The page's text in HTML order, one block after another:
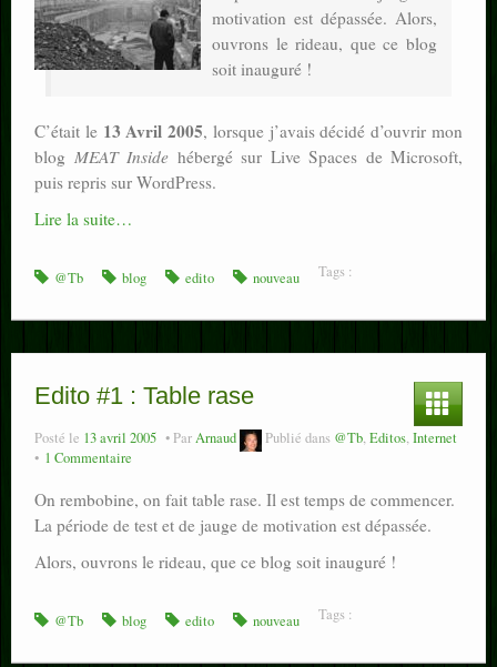
motivation est dépassée. Alors,
ouvrons le rideau, que ce blog
soit inauguré !
C’était le 13 Avril 2005, lorsque j’avais décidé d’ouvrir mon
blog MEAT Inside hébergé sur Live Spaces de Microsoft,
puis repris sur WordPress.
Lire la suite…
Tags :
@Tb blog edito nouveau
Edito #1 : Table rase
Posté le 13 avril 2005 ParArnaud Publié dans @Tb,Editos,Internet
1 Commentaire
On rembobine, on fait table rase. Il est temps de commencer.
La période de test et de jauge de motivation est dépassée.
Alors, ouvrons le rideau, que ce blog soit inauguré !
Tags :
@Tb blog edito nouveau